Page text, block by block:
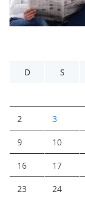
D
S
2 3
9 10
16 17
23 24